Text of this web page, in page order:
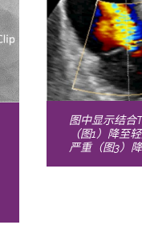
图中显示结合
（图1）降至
严重（图3）